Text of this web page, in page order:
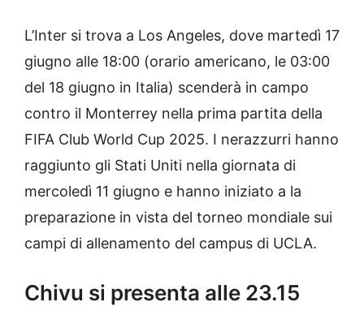
L’Inter si trova a Los Angeles, dove martedì 17
giugno alle 18:00 (orario americano, le 03:00
del 18 giugno in Italia) scenderà in campo
contro il Monterrey nella prima partita della
FIFA Club World Cup 2025. I nerazzurri hanno
raggiunto gli Stati Uniti nella giornata di
mercoledì 11 giugno e hanno iniziato a la
preparazione in vista del torneo mondiale sui
campi di allenamento del campus di UCLA.
Chivu si presenta alle 23.15